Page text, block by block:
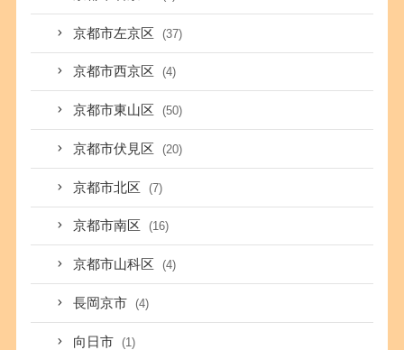
京都市左京区 (37)
京都市西京区 (4)
京都市東山区 (50)
京都市伏見区 (20)
京都市北区 (7)
京都市南区 (16)
京都市山科区 (4)
長岡京市 (4)
向日市 (1)